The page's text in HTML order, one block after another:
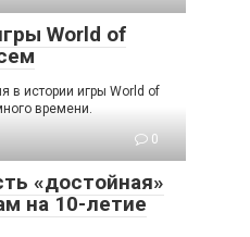
World of
в истории игры World of
времени.
0
«достойная»
на 10-летие